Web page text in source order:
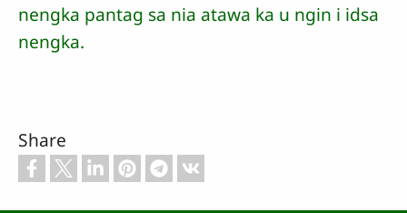
nengka pantag sa nia atawa ka u ngin i idsa
nengka.
Share